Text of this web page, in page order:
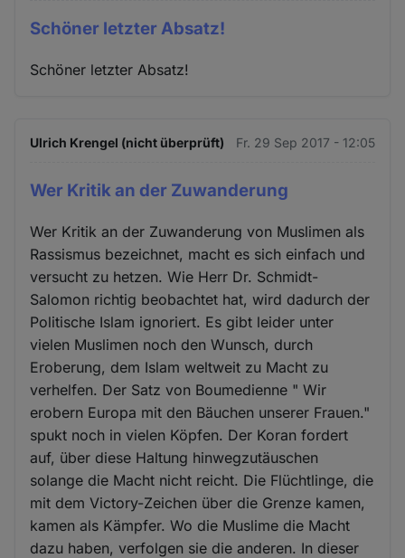
Schöner letzter Absatz!
Schöner letzter Absatz!
Ulrich Krengel (nicht überprüft) Fr. 29 Sep 2017 - 12:05
Wer Kritik an der Zuwanderung
Wer Kritik an der Zuwanderung von Muslimen als
Rassismus bezeichnet, macht es sich einfach und
versucht zu hetzen. Wie Herr Dr. Schmidt-
Salomon richtig beobachtet hat, wird dadurch der
Politische Islam ignoriert. Es gibt leider unter
vielen Muslimen noch den Wunsch, durch
Eroberung, dem Islam weltweit zu Macht zu
verhelfen. Der Satz von Boumedienne " Wir
erobern Europa mit den Bäuchen unserer Frauen."
spukt noch in vielen Köpfen. Der Koran fordert
auf, über diese Haltung hinwegzutäuschen
solange die Macht nicht reicht. Die Flüchtlinge, die
mit dem Victory-Zeichen über die Grenze kamen,
kamen als Kämpfer. Wo die Muslime die Macht
dazu haben, verfolgen sie die anderen. In dieser